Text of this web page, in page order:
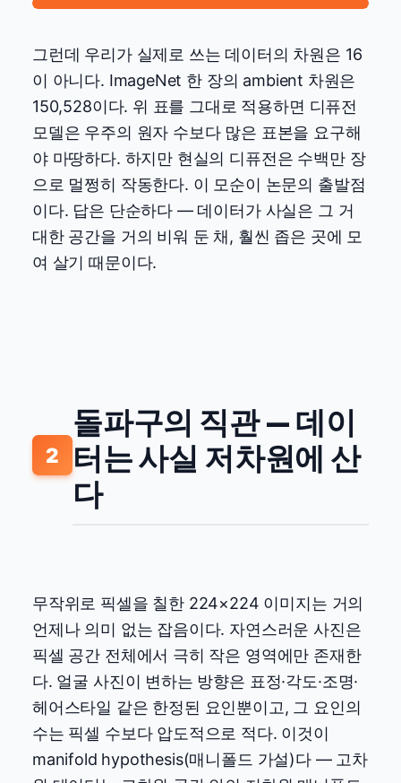
그런데 우리가 실제로 쓰는 데이터의 차원은 16
이 아니다. ImageNet 한 장의 ambient 차원은
150,528이다. 위 표를 그대로 적용하면 디퓨전
모델은 우주의 원자 수보다 많은 표본을 요구해
야 마땅하다. 하지만 현실의 디퓨전은 수백만 장
으로 멀쩡히 작동한다. 이 모순이 논문의 출발점
이다. 답은 단순하다 — 데이터가 사실은 그 거
대한 공간을 거의 비워 둔 채, 훨씬 좁은 곳에 모
여 살기 때문이다.
2
돌파구의 직관 — 데이
터는 사실 저차원에 산
다
무작위로 픽셀을 칠한 224×224 이미지는 거의
언제나 의미 없는 잡음이다. 자연스러운 사진은
픽셀 공간 전체에서 극히 작은 영역에만 존재한
다. 얼굴 사진이 변하는 방향은 표정·각도·조명·
헤어스타일 같은 한정된 요인뿐이고, 그 요인의
수는 픽셀 수보다 압도적으로 적다. 이것이
manifold hypothesis(매니폴드 가설)다 — 고차